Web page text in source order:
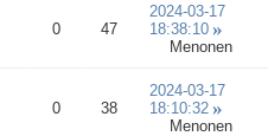
0 47
2024-03-17
18:38:10
Menonen
0 38
2024-03-17
18:10:32
Menonen